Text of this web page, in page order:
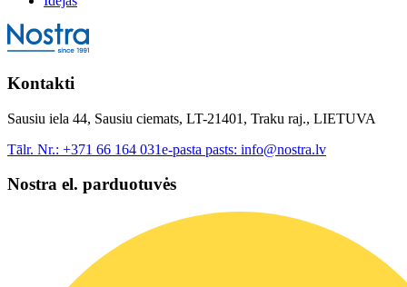
Kontakti
Sausiu iela 44, Sausiu ciemats, LT-21401, Traku raj., LIETUVA
Tālr. Nr.: +371 66 164 031e-pasta pasts: info@nostra.lv
Nostra el. parduotuvės